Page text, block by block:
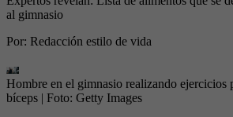
al gimnasio
Por: Redacción estilo de vida
Hombre en el gimnasio realizando ejercicios
bíceps | Foto: Getty Images